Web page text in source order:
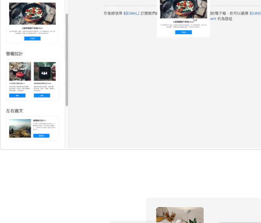
電子豹拖放式 EDM 編輯器的操作示意：從左側的設計元件清單（